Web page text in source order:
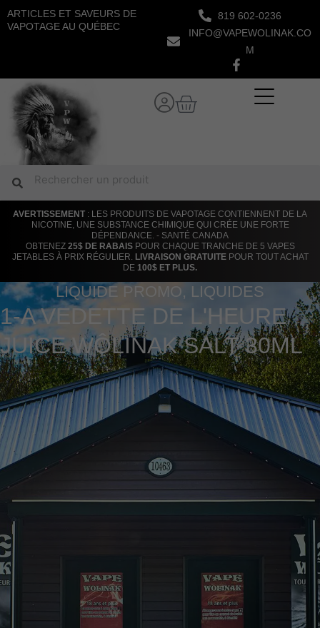
Aller
au
ARTICLES ET SAVEURS DE
VAPOTAGE AU QUÉBEC
819 602-0236
INFO@VAPEWOLINAK.CO
M
Panier
Rechercher
AVERTISSEMENT : LES PRODUITS DE VAPOTAGE CONTIENNENT DE LA
NICOTINE, UNE SUBSTANCE CHIMIQUE QUI CRÉE UNE FORTE
DÉPENDANCE. - SANTÉ CANADA
OBTENEZ 25$ DE RABAISPOUR CHAQUE TRANCHE DE 5 VAPES
JETABLES À PRIX RÉGULIER. LIVRAISON GRATUITEPOUR TOUT ACHAT
DE 100$ ET PLUS.
LIQUIDE PROMO, LIQUIDES
1-A VEDETTE DE L'HEURE
JUICE WÔLINAK SALT 30ML